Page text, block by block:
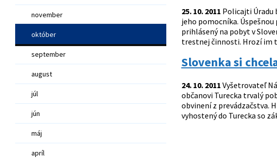
november
október
september
august
júl
jún
máj
apríl
25. 10. 2011 Policajti Úradu
jeho pomocníka.
prihlásený na pobyt v
trestnej činnosti. Hrozí im
Slovenka si
24. 10. 2011 Vyšetrovateľ
občanovi Turecka trvalý
obvinení z prevádzačstva.
vyhostený do Turecka so